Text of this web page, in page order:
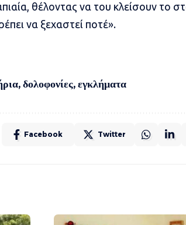
θέλοντας να του κλείσουν το
να ξεχαστεί ποτέ».
,δολοφονίες,εγκλήματα
Facebook Twitter